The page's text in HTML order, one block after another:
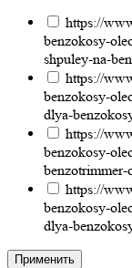
https://
benzokosy-
shpuley-na-
https://
benzokosy-
dlya-
https://
benzokosy-
benzotrimmer-
https://
benzokosy-
dlya-
Применить